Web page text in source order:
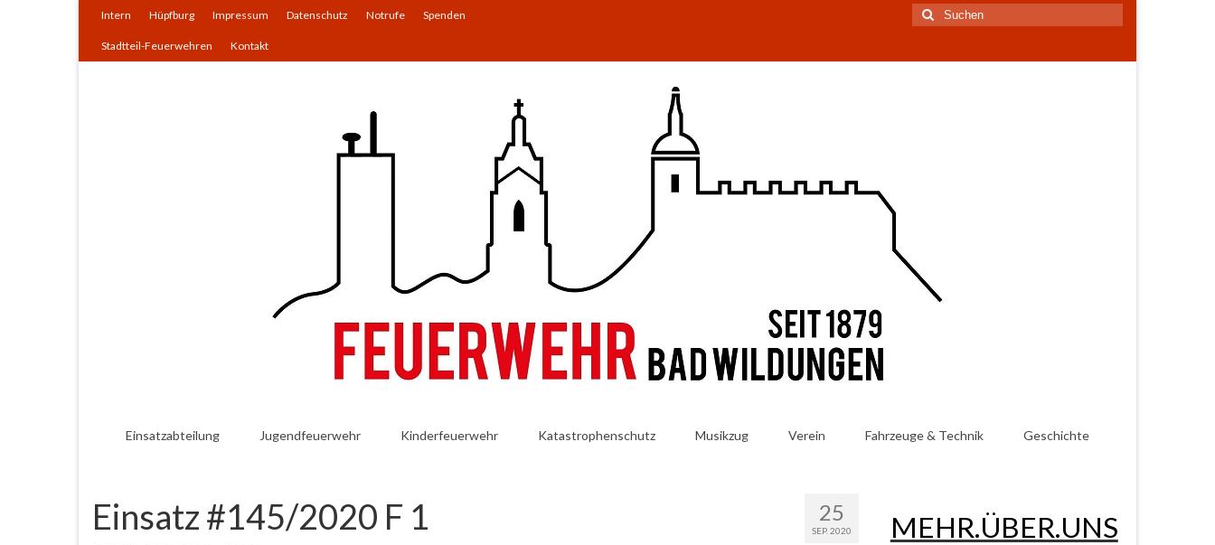
Intern Hüpfburg Impressum Datenschutz Notrufe Spenden
Stadtteil-Feuerwehren Kontakt
Suchen
nach:
Einsatzabteilung Jugendfeuerwehr Kinderfeuerwehr Katastrophenschutz Musikzug Verein Fahrzeuge & Technik Geschichte
25
SEP. 2020
Einsatz #145/2020 F 1 MEHR.ÜBER.UNS